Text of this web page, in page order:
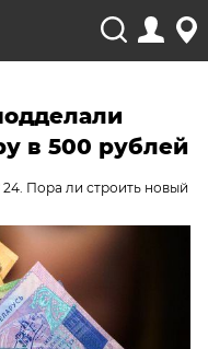
в 500 рублей
Пора ли строить новый